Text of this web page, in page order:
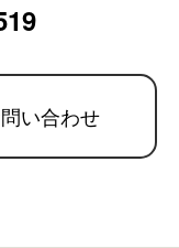
い合わせ